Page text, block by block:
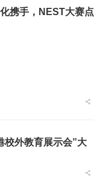
携手，NEST大赛点
校外教育展示会”大